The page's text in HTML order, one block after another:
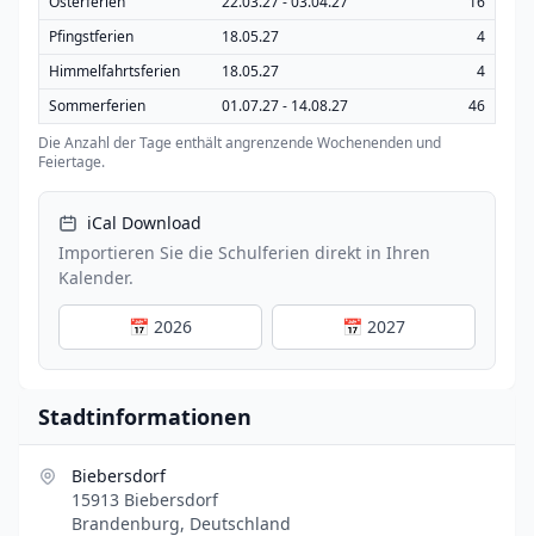
Pfingstferien
18.05.27
4
Himmelfahrtsferien
18.05.27
4
Sommerferien
01.07.27 - 14.08.27
46
Die Anzahl der Tage enthält angrenzende Wochenenden und
Feiertage.
iCal Download
Importieren Sie die Schulferien direkt in Ihren
Kalender.
📅 2026 📅 2027
Stadtinformationen
Biebersdorf
15913 Biebersdorf
Brandenburg, Deutschland